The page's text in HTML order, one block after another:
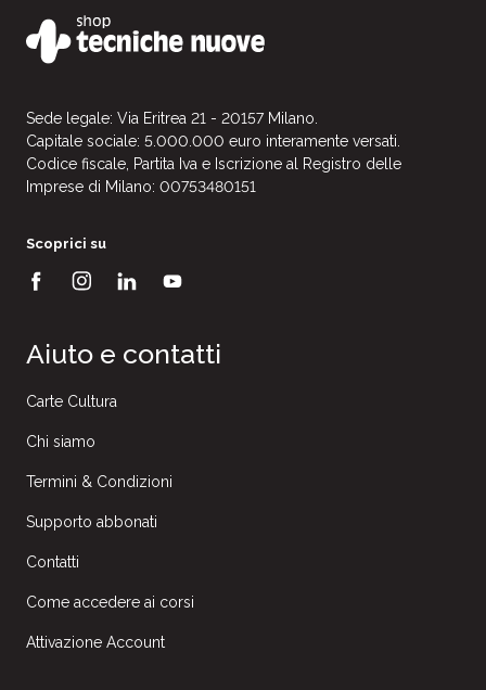
Sede legale: Via Eritrea 21 - 20157 Milano.
Capitale sociale: 5.000.000 euro interamente versati.
Codice fiscale, Partita Iva e Iscrizione al Registro delle
Imprese di Milano: 00753480151
Scoprici su
Aiuto e contatti
Carte Cultura
Chi siamo
Termini & Condizioni
Supporto abbonati
Contatti
Come accedere ai corsi
Attivazione Account